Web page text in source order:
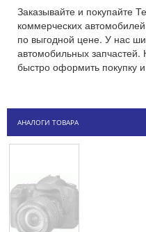
Заказывайте и покупайте
коммерческих
по выгодной цене. У нас
автомобильных
быстро оформить покупку
АНАЛОГИ ТОВАРА